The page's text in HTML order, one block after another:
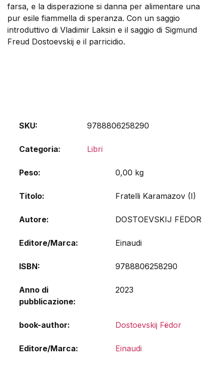
farsa, e la disperazione si danna per alimentare una
pur esile fiammella di speranza. Con un saggio
introduttivo di Vladimir Laksin e il saggio di Sigmund
Freud Dostoevskij e il parricidio.
SKU: 9788806258290
Categoria: Libri
Peso 0,00 kg
Titolo Fratelli Karamazov (I)
Autore DOSTOEVSKIJ FËDOR
Editore/Marca Einaudi
ISBN 9788806258290
Anno di
pubblicazione
2023
book-author Dostoevskij Fëdor
Editore/Marca Einaudi